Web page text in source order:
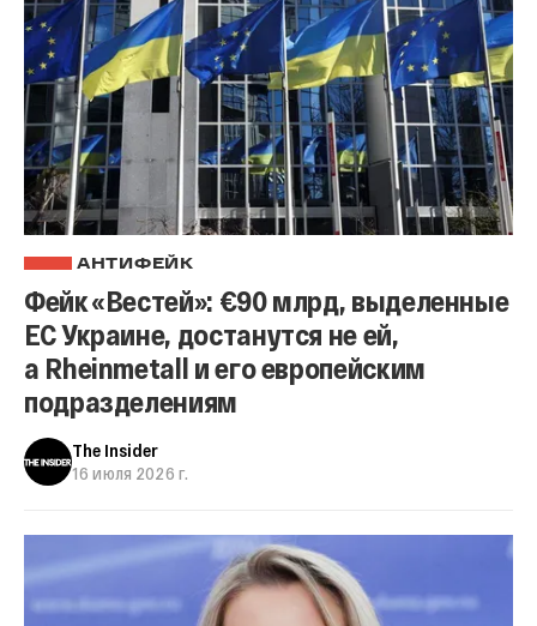
АНТИФЕЙК
Фейк «Вестей»: €90 млрд, выделенные
ЕС Украине, достанутся не ей,
а Rheinmetall и его европейским
подразделениям
The Insider
16 июля 2026 г.